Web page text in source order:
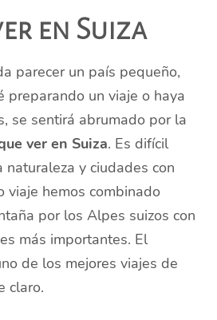
en Suiza
parecer un país pequeño,
preparando un viaje o haya
se sentirá abrumado por la
ver en Suiza. Es difícil
y ciudades con
viaje hemos combinado
por los Alpes suizos con
más importantes. El
de los mejores viajes de
claro.